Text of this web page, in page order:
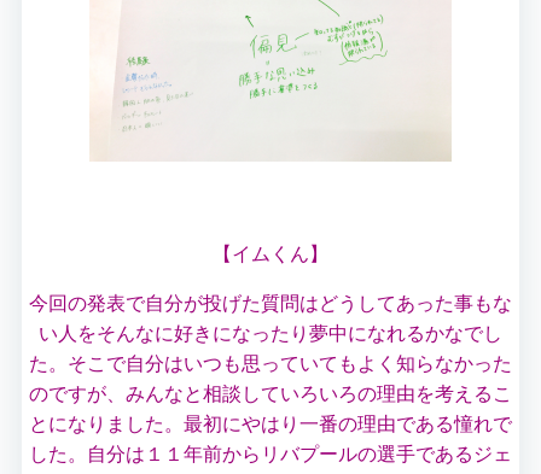
【イムくん】
今回の発表で自分が投げた質問はどうしてあった事もな
い人をそんなに好きになったり夢中になれるかなでし
た。そこで自分はいつも思っていてもよく知らなかった
のですが、みんなと相談していろいろの理由を考えるこ
とになりました。最初にやはり一番の理由である憧れで
した。自分は１１年前からリバプールの選手であるジェ